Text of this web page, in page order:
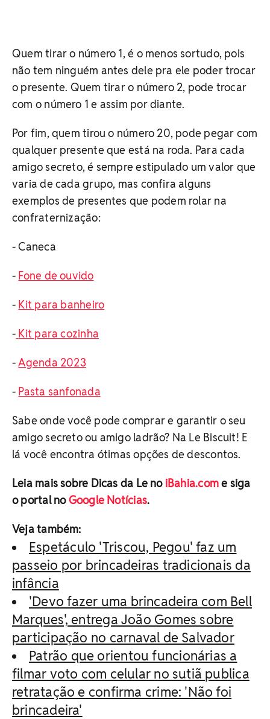
Quem tirar o número 1, é o menos sortudo, pois
não tem ninguém antes dele pra ele poder trocar
o presente. Quem tirar o número 2, pode trocar
com o número 1 e assim por diante.
Por fim, quem tirou o número 20, pode pegar com
qualquer presente que está na roda. Para cada
amigo secreto, é sempre estipulado um valor que
varia de cada grupo, mas confira alguns
exemplos de presentes que podem rolar na
confraternização:
- Caneca
- Fone de ouvido
- Kit para banheiro
- Kit para cozinha
-Agenda 2023
- Pasta sanfonada
Sabe onde você pode comprar e garantir o seu
amigo secreto ou amigo ladrão? Na Le Biscuit! E
lá você encontra ótimas opções de descontos.
Leia mais sobre Dicas da Le no iBahia.come siga
o portal noGoogle Notícias.
Veja também:
Espetáculo 'Triscou, Pegou' faz um
passeio por brincadeiras tradicionais da
infância
'Devo fazer uma brincadeira com Bell
Marques', entrega João Gomes sobre
participação no carnaval de Salvador
Patrão que orientou funcionárias a
filmar voto com celular no sutiã publica
retratação e confirma crime: 'Não foi
brincadeira'